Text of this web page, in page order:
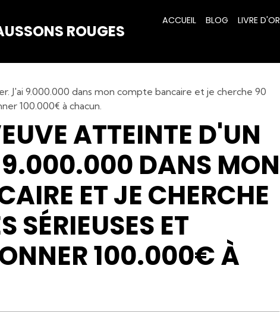
ROUGES
ACCUEIL BLOG LIVRE D'OR
J'ai 9.000.000 dans mon compte bancaire et je cherche 90
100.000€ à chacun.
ATTEINTE D'UN
DANS MON
ET JE CHERCHE
SÉRIEUSES ET
100.000€ À